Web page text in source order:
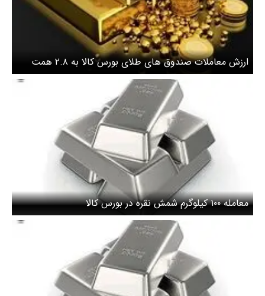
ارزش معاملات صندوق های طلای بورس کالا به ۲.۸ همت
رسید
معامله ۱۰۰ کیلوگرم شمش نقره در بورس کالا